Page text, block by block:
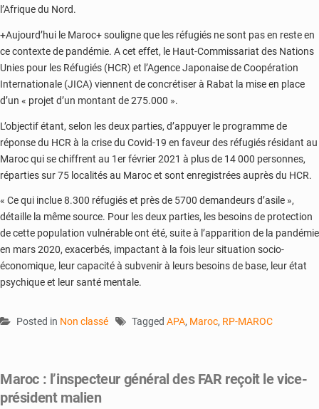
l’Afrique du Nord.
+Aujourd’hui le Maroc+ souligne que les réfugiés ne sont pas en reste en
ce contexte de pandémie. A cet effet, le Haut-Commissariat des Nations
Unies pour les Réfugiés (HCR) et l’Agence Japonaise de Coopération
Internationale (JICA) viennent de concrétiser à Rabat la mise en place
d’un « projet d’un montant de ‪275.000 ».
L’objectif étant, selon les deux parties, d’appuyer le programme de
réponse du HCR à la crise du Covid-19 en faveur des réfugiés résidant au
Maroc qui se chiffrent au 1er février 2021 à plus de 14 000 personnes,
réparties sur 75 localités au Maroc et sont enregistrées auprès du HCR.
« Ce qui inclue 8.300 réfugiés et près de 5700 demandeurs d’asile »,
détaille la même source. Pour les deux parties, les besoins de protection
de cette population vulnérable ont été, suite à l’apparition de la pandémie
en mars 2020, exacerbés, impactant à la fois leur situation socio-
économique, leur capacité à subvenir à leurs besoins de base, leur état
psychique et leur santé mentale.
Posted in Non classé Tagged APA, Maroc, RP-MAROC
Maroc : l’inspecteur général des FAR reçoit le vice-
président malien